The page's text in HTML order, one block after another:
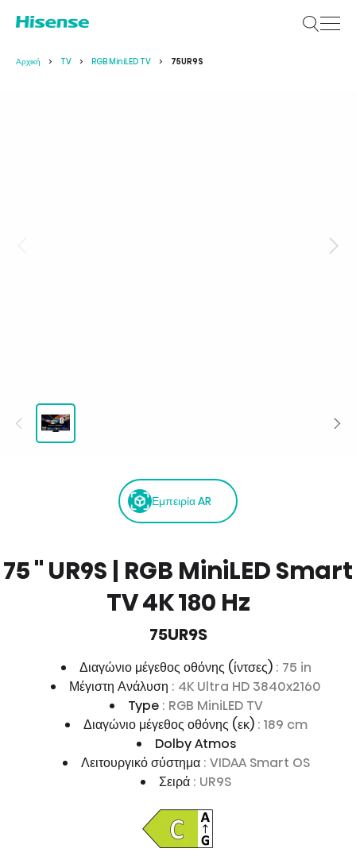
Αρχική TV RGB MiniLED TV 75UR9S
Εμπειρία AR
75 '' UR9S | RGB MiniLED Smart
TV 4K 180 Hz
75UR9S
Διαγώνιο μέγεθος οθόνης (ίντσες) : 75 in
Μέγιστη Ανάλυση : 4K Ultra HD 3840x2160
Type : RGB MiniLED TV
Διαγώνιο μέγεθος οθόνης (εκ) : 189 cm
Dolby Atmos
Λειτουργικό σύστημα : VIDAA Smart OS
Σειρά : UR9S